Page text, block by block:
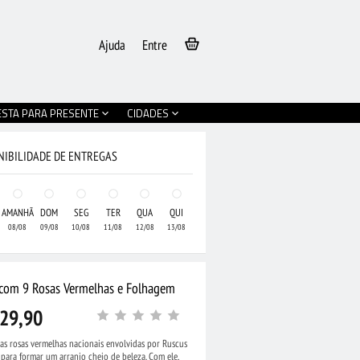
Entre
Ajuda
PARA PRESENTE CIDADES
Cesta com 15 Rosas
DE ENTREGAS
AMANHÃ
08/08
DOM
09/08
SEG
10/08
TER
11/08
QUA
12/08
QUI
13/08
9 Rosas Vermelhas e Folhagem
rosas vermelhas nacionais envolvidas por Ruscus
formar um arranjo cheio de beleza. Com ele,